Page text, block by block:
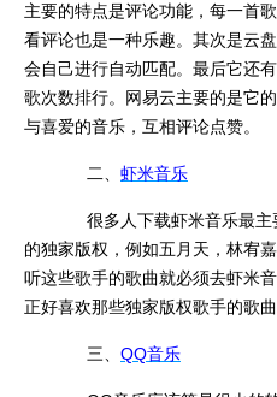
主要的特点是评论功能，每一首
看评论也是一种乐趣。其次是云
会自己进行自动匹配。最后它还
歌次数排行。网易云主要的是它
与喜爱的音乐，互相评论点赞。
二、 虾米音乐
很多人下载虾米音乐最主
的独家版权，例如五月天，林宥
听这些歌手的歌曲就必须去虾米
正好喜欢那些独家版权歌手的歌
三、 QQ音乐